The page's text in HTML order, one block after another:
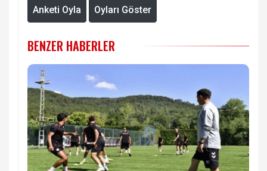
Anketi Oyla Oyları Göster
BENZER HABERLER